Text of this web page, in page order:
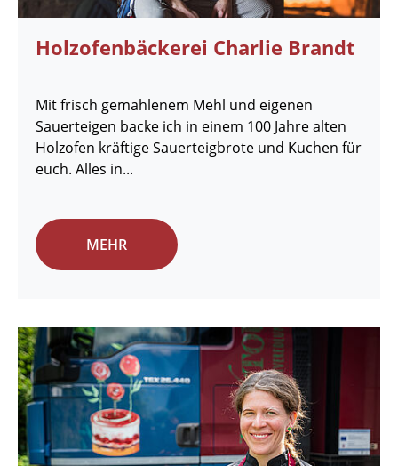
Holzofenbäckerei Charlie Brandt
Mit frisch gemahlenem Mehl und eigenen
Sauerteigen backe ich in einem 100 Jahre alten
Holzofen kräftige Sauerteigbrote und Kuchen für
euch. Alles in...
MEHR